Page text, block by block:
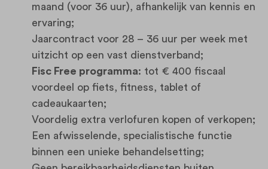
maand (voor 36 uur), afhankelijk van kennis en
ervaring;
Jaarcontract voor 28 – 36 uur per week met
uitzicht op een vast dienstverband;
Fisc Free programma: tot € 400 fiscaal
voordeel op fiets, fitness, tablet of
cadeaukaarten;
Voordelig extra verlofuren kopen of verkopen;
Een afwisselende, specialistische functie
binnen een unieke behandelsetting;